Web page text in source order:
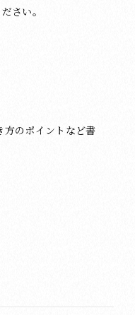
さい。
のポイントなど書